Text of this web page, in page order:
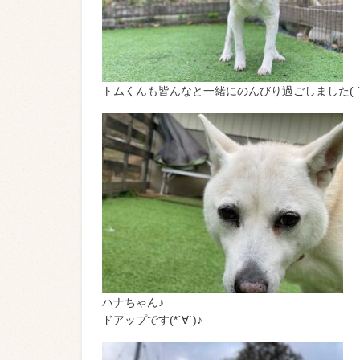
トムくんも皆んなと一緒にのんびり過ごしました(
ハナちゃん♪
ドアップです(*´∀`)♪